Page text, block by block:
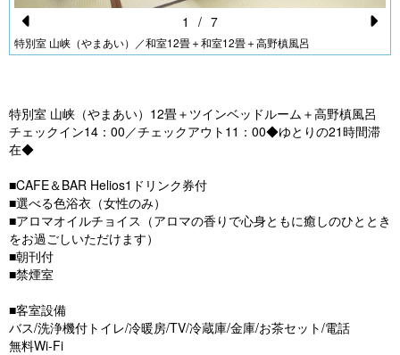
Pr
o
u
s
特別室 山峡（やまあい）／和室12畳＋和室12畳＋高野槙風呂
1 / 7
特別室 山峡（やまあい）12畳＋ツインベッドルーム＋高野槙風呂
チェックイン14：00／チェックアウト11：00◆ゆとりの21時間滞
在◆
■CAFE＆BAR Helios1ドリンク券付
■選べる色浴衣（女性のみ）
■アロマオイルチョイス（アロマの香りで心身ともに癒しのひととき
をお過ごしいただけます）
■朝刊付
■禁煙室
■客室設備
バス/洗浄機付トイレ/冷暖房/TV/冷蔵庫/金庫/お茶セット/電話
無料Wi-Fi